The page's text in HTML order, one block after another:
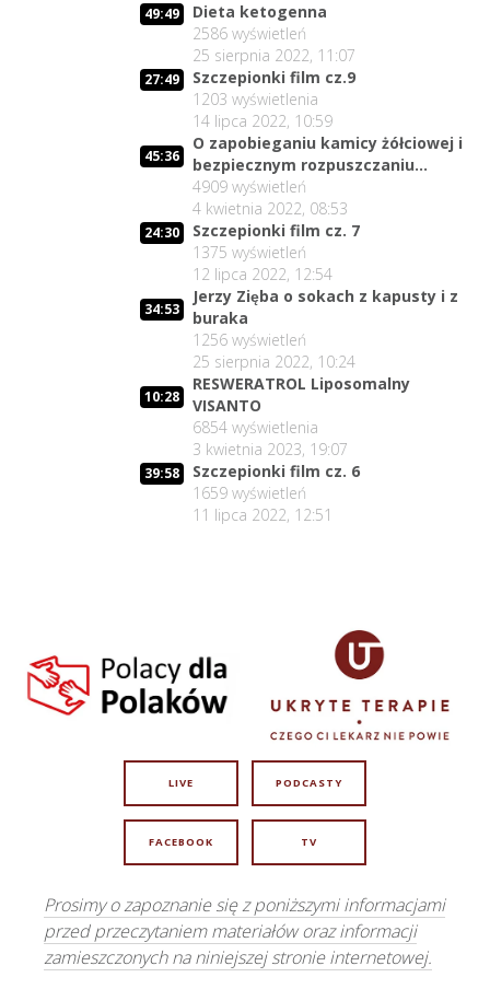
49:49
Dieta ketogenna
2586 wyświetleń
25 sierpnia 2022, 11:07
27:49
Szczepionki film cz.9
1203 wyświetlenia
14 lipca 2022, 10:59
45:36
O zapobieganiu kamicy żółciowej i
bezpiecznym rozpuszczaniu
kamieni żółciowych
4909 wyświetleń
4 kwietnia 2022, 08:53
24:30
Szczepionki film cz. 7
1375 wyświetleń
12 lipca 2022, 12:54
34:53
Jerzy Zięba o sokach z kapusty i z
buraka
1256 wyświetleń
25 sierpnia 2022, 10:24
10:28
RESWERATROL Liposomalny
VISANTO
6854 wyświetlenia
3 kwietnia 2023, 19:07
39:58
Szczepionki film cz. 6
1659 wyświetleń
11 lipca 2022, 12:51
LIVE PODCASTY
FACEBOOK TV
Prosimy o zapoznanie się z poniższymi informacjami
przed przeczytaniem materiałów oraz informacji
zamieszczonych na niniejszej stronie internetowej.